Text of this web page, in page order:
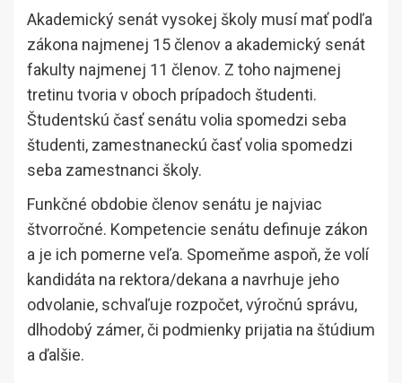
Akademický senát vysokej školy musí mať podľa
zákona najmenej 15 členov a akademický senát
fakulty najmenej 11 členov. Z toho najmenej
tretinu tvoria v oboch prípadoch študenti.
Študentskú časť senátu volia spomedzi seba
študenti, zamestnaneckú časť volia spomedzi
seba zamestnanci školy.
Funkčné obdobie členov senátu je najviac
štvorročné. Kompetencie senátu definuje zákon
a je ich pomerne veľa. Spomeňme aspoň, že volí
kandidáta na rektora/dekana a navrhuje jeho
odvolanie, schvaľuje rozpočet, výročnú správu,
dlhodobý zámer, či podmienky prijatia na štúdium
a ďalšie.